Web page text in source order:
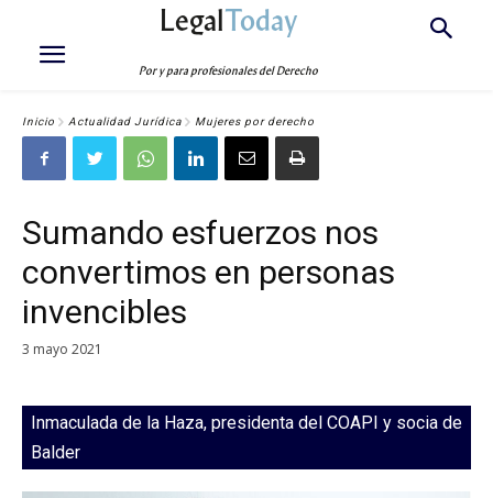
LegalToday
Por y para profesionales del Derecho
Inicio Actualidad Jurídica Mujeres por derecho
Sumando esfuerzos nos
convertimos en personas
invencibles
3 mayo 2021
Inmaculada de la Haza, presidenta del COAPI y socia de
Balder